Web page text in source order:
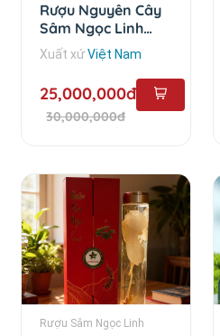
Rượu Nguyên Cây
Sâm Ngọc Linh
Trên 10 Năm - 6 lít
Xuất xứViệt Nam
25,000,000đ
30,000,000đ
Rượu Sâm Ngọc Linh